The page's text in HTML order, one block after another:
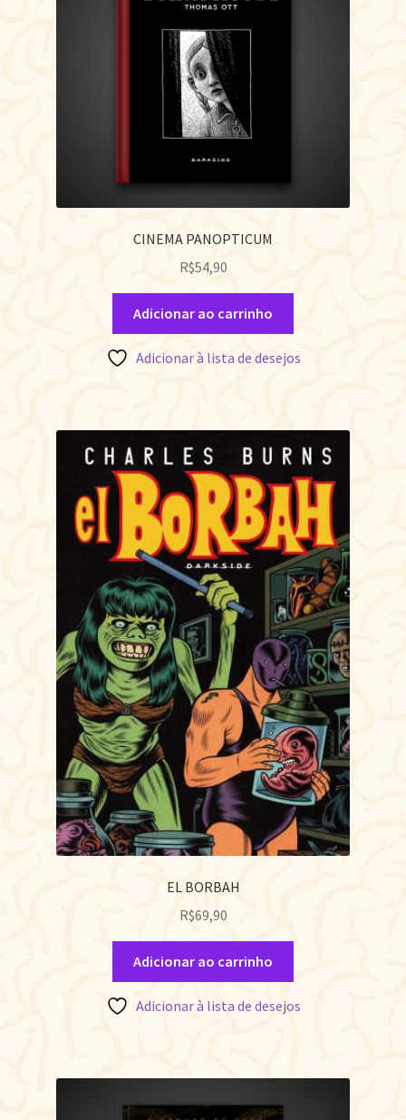
CINEMA PANOPTICUM
R$54,90
Adicionar ao carrinho
Adicionar à lista de desejos
EL BORBAH
R$69,90
Adicionar ao carrinho
Adicionar à lista de desejos